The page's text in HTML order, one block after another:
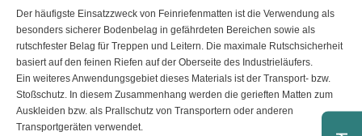
Der häufigste Einsatzzweck von Feinriefenmatten ist die Verwendung als
besonders sicherer Bodenbelag in gefährdeten Bereichen sowie als
rutschfester Belag für Treppen und Leitern. Die maximale Rutschsicherheit
basiert auf den feinen Riefen auf der Oberseite des Industrieläufers.
Ein weiteres Anwendungsgebiet dieses Materials ist der Transport- bzw.
Stoßschutz. In diesem Zusammenhang werden die gerieften Matten zum
Auskleiden bzw. als Prallschutz von Transportern oder anderen
Transportgeräten verwendet.